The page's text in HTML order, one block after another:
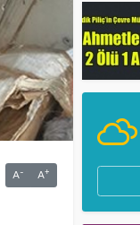
A- A+